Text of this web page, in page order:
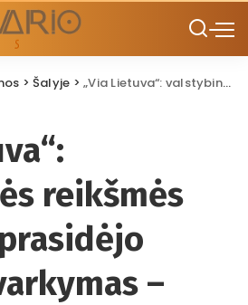
>Šalyje >„Via Lietuva“: valstybinės reikšmės keliuose prasidėjo duobių tvarkymas – vairuotojai raginami pranešti apie pavojingas vietas
reikšmės
–